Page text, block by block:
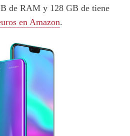
de RAM y 128 GB de tiene
en Amazon.